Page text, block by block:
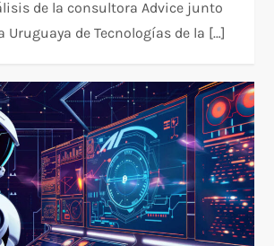
de la consultora Advice junto
Uruguaya de Tecnologías de la […]